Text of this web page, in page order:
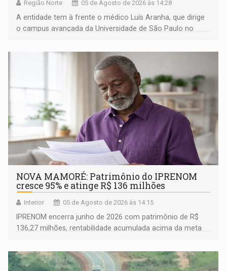
Região Norte 05 de Agosto de 2026 às 14:28
A entidade tem à frente o médico Luís Aranha, que dirige
o campus avançada da Universidade de São Paulo no
NOVA MAMORÉ: Patrimônio do IPRENOM
cresce 95% e atinge R$ 136 milhões
Interior 05 de Agosto de 2026 às 14:15
IPRENOM encerra junho de 2026 com patrimônio de R$
136,27 milhões, rentabilidade acumulada acima da meta